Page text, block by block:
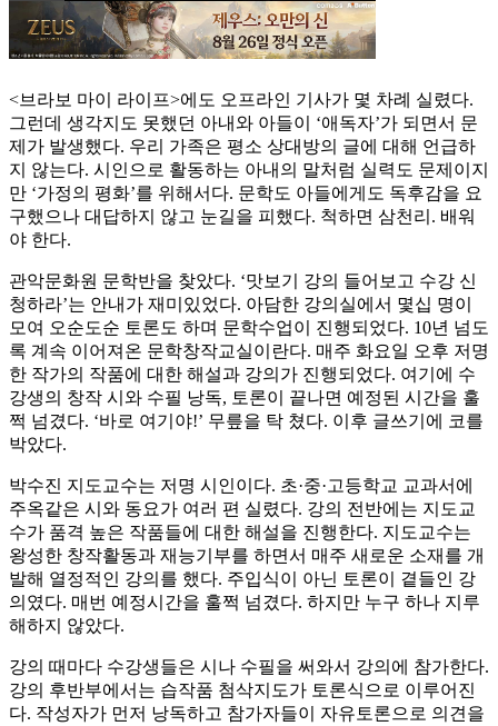
<브라보 마이 라이프>에도 오프라인 기사가 몇 차례 실렸다.
그런데 생각지도 못했던 아내와 아들이 ‘애독자’가 되면서 문
제가 발생했다. 우리 가족은 평소 상대방의 글에 대해 언급하
지 않는다. 시인으로 활동하는 아내의 말처럼 실력도 문제이지
만 ‘가정의 평화’를 위해서다. 문학도 아들에게도 독후감을 요
구했으나 대답하지 않고 눈길을 피했다. 척하면 삼천리. 배워
야 한다.
관악문화원 문학반을 찾았다. ‘맛보기 강의 들어보고 수강 신
청하라’는 안내가 재미있었다. 아담한 강의실에서 몇십 명이
모여 오순도순 토론도 하며 문학수업이 진행되었다. 10년 넘도
록 계속 이어져온 문학창작교실이란다. 매주 화요일 오후 저명
한 작가의 작품에 대한 해설과 강의가 진행되었다. 여기에 수
강생의 창작 시와 수필 낭독, 토론이 끝나면 예정된 시간을 훌
쩍 넘겼다. ‘바로 여기야!’ 무릎을 탁 쳤다. 이후 글쓰기에 코를
박았다.
박수진 지도교수는 저명 시인이다. 초·중·고등학교 교과서에
주옥같은 시와 동요가 여러 편 실렸다. 강의 전반에는 지도교
수가 품격 높은 작품들에 대한 해설을 진행한다. 지도교수는
왕성한 창작활동과 재능기부를 하면서 매주 새로운 소재를 개
발해 열정적인 강의를 했다. 주입식이 아닌 토론이 곁들인 강
의였다. 매번 예정시간을 훌쩍 넘겼다. 하지만 누구 하나 지루
해하지 않았다.
강의 때마다 수강생들은 시나 수필을 써와서 강의에 참가한다.
강의 후반부에서는 습작품 첨삭지도가 토론식으로 이루어진
다. 작성자가 먼저 낭독하고 참가자들이 자유토론으로 의견을